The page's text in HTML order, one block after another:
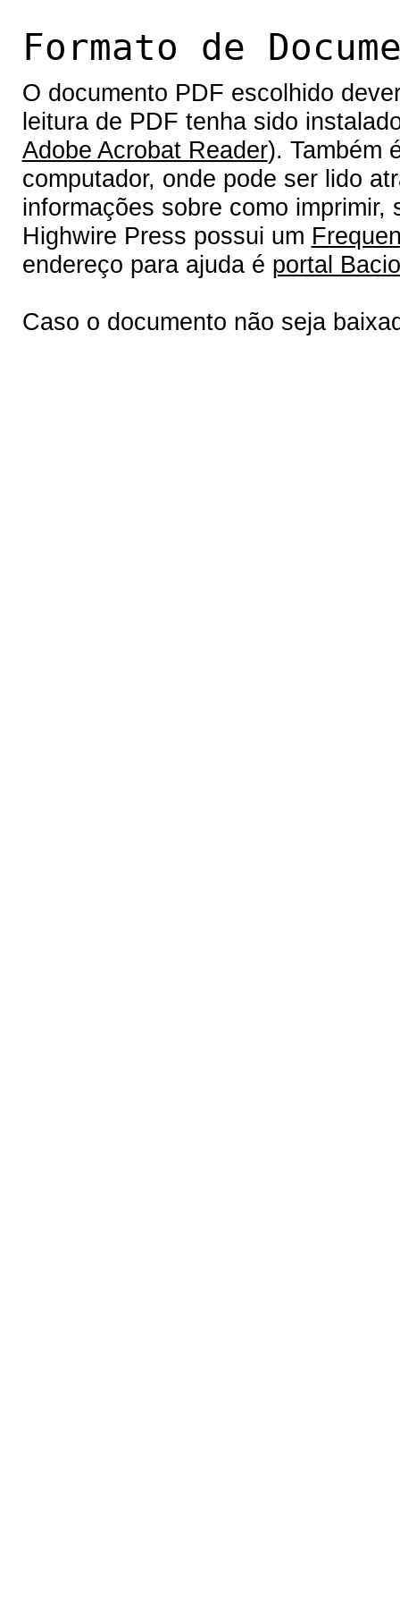
Formato de
O documento PDF escolhido
leitura de PDF tenha sido
Adobe Acrobat Reader). Também
computador, onde pode ser lido
informações sobre como
Highwire Press possui um
endereço para ajuda é portal
Caso o documento não seja